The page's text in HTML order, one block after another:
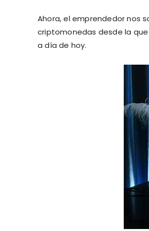
Ahora, el emprendedor nos
criptomonedas desde la
a día de hoy.